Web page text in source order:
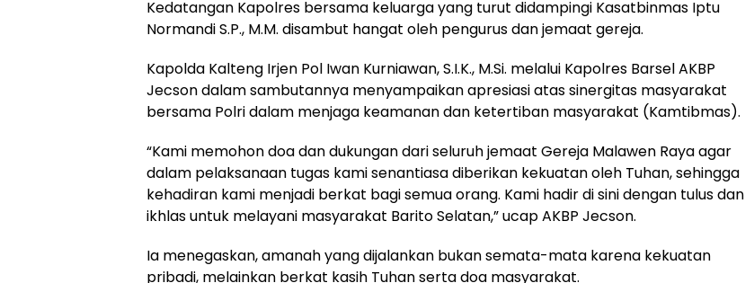
Kedatangan Kapolres bersama keluarga yang turut didampingi Kasatbinmas Iptu
Normandi S.P., M.M. disambut hangat oleh pengurus dan jemaat gereja.
Kapolda Kalteng Irjen Pol Iwan Kurniawan, S.I.K., M.Si. melalui Kapolres Barsel AKBP
Jecson dalam sambutannya menyampaikan apresiasi atas sinergitas masyarakat
bersama Polri dalam menjaga keamanan dan ketertiban masyarakat (Kamtibmas).
“Kami memohon doa dan dukungan dari seluruh jemaat Gereja Malawen Raya agar
dalam pelaksanaan tugas kami senantiasa diberikan kekuatan oleh Tuhan, sehingga
kehadiran kami menjadi berkat bagi semua orang. Kami hadir di sini dengan tulus dan
ikhlas untuk melayani masyarakat Barito Selatan,” ucap AKBP Jecson.
Ia menegaskan, amanah yang dijalankan bukan semata-mata karena kekuatan
pribadi, melainkan berkat kasih Tuhan serta doa masyarakat.